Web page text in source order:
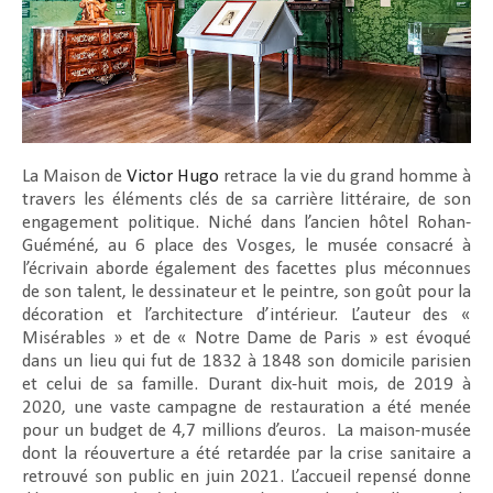
La Maison deVictor Hugo retrace la vie du grand homme à
travers les éléments clés de sa carrière littéraire, de son
engagement politique. Niché dans l’ancien hôtel Rohan-
Guéméné, au 6 place des Vosges, le musée consacré à
l’écrivain aborde également des facettes plus méconnues
de son talent, le dessinateur et le peintre, son goût pour la
décoration et l’architecture d’intérieur. L’auteur des «
Misérables » et de « Notre Dame de Paris » est évoqué
dans un lieu qui fut de 1832 à 1848 son domicile parisien
et celui de sa famille. Durant dix-huit mois, de 2019 à
2020, une vaste campagne de restauration a été menée
pour un budget de 4,7 millions d’euros. La maison-musée
dont la réouverture a été retardée par la crise sanitaire a
retrouvé son public en juin 2021. L’accueil repensé donne